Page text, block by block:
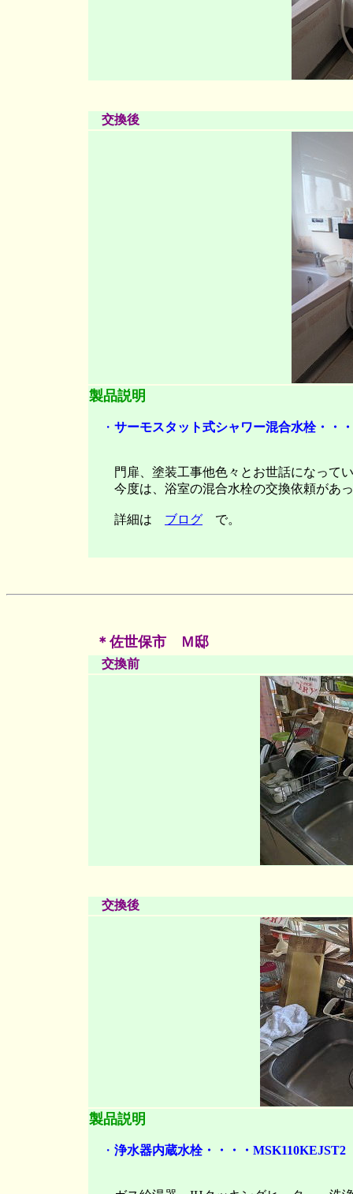
交換後
製品説明
・ サーモスタット式シャワー混合水栓・・
門扉、塗装工事他色々とお世話になって
今度は、浴室の混合水栓の交換依頼があ
詳細は ブログ で。
＊佐世保市 Ｍ邸
交換前
交換後
製品説明
・ 浄水器内蔵水栓・・・・MSK110KEJST2